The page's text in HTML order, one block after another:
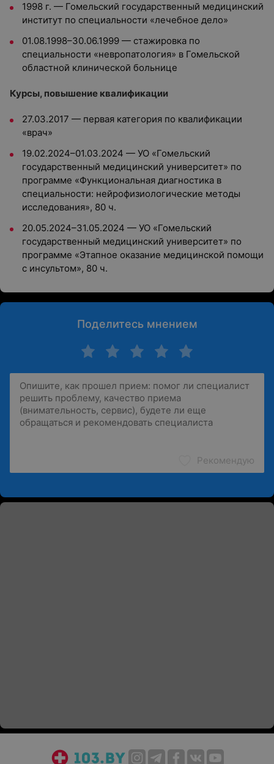
1998 г. — Гомельский государственный медицинский
институт по специальности «лечебное дело»
01.08.1998–30.06.1999 — стажировка по
специальности «невропатология» в Гомельской
областной клинической больнице
Курсы, повышение квалификации
27.03.2017 — первая категория по квалификации
«врач»
19.02.2024–01.03.2024 — УО «Гомельский
государственный медицинский университет» по
программе «Функциональная диагностика в
специальности: нейрофизиологические методы
исследования», 80 ч.
20.05.2024–31.05.2024 — УО «Гомельский
государственный медицинский университет» по
программе «Этапное оказание медицинской помощи
с инсультом», 80 ч.
Поделитесь мнением
Рекомендую